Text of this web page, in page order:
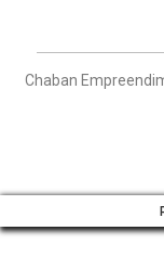
Chaban